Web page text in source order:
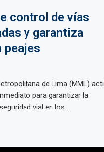
control de vías
y garantiza
peajes
de Lima (MML)
para garantizar la
vial en los ...